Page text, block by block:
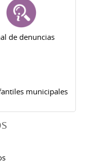
de denuncias
municipales